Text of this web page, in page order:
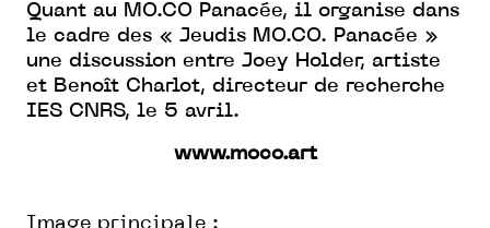
Quant au MO.CO Panacée, il organise dans
le cadre des « Jeudis MO.CO. Panacée »
une discussion entre Joey Holder, artiste
et Benoît Charlot, directeur de recherche
IES CNRS, le 5 avril.
www.moco.art
Image principale :